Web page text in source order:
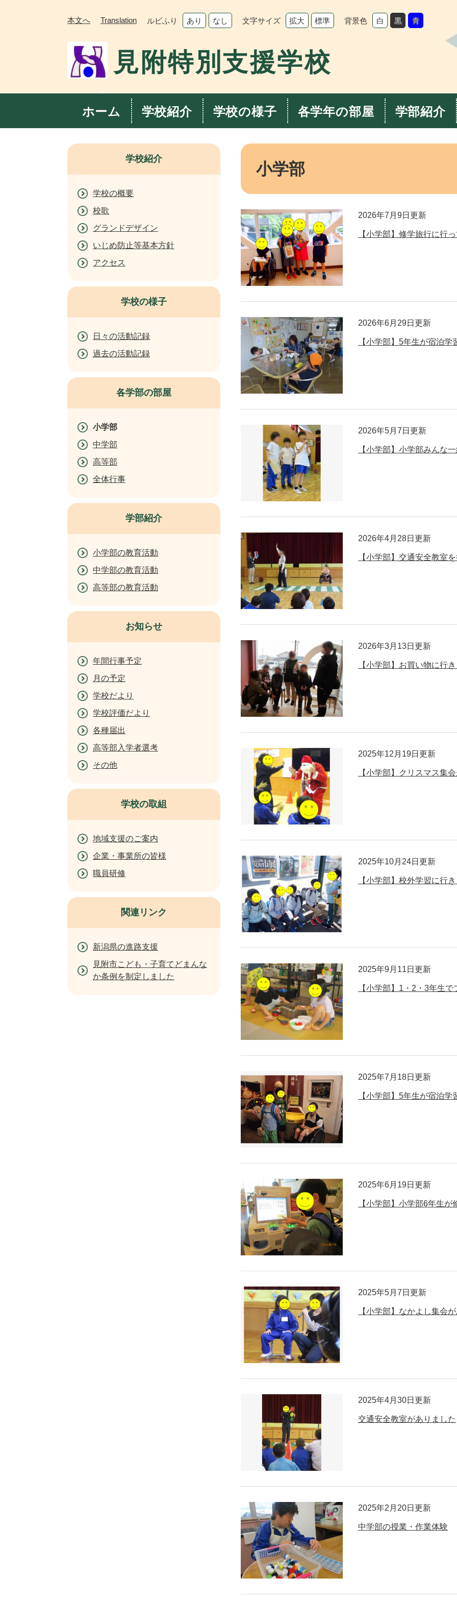
す。
し
文
本文へ Translation ルビふり あり なし 文字サイズ 拡大 標準 背景色 白 黒 青
見附特別支援学校
ホーム 学校紹介 学校の様子 各学年の部屋 学部紹介
本
小学部
2026年7月9日更新
【小学部】修学旅行に行
2026年6月29日更新
【小学部】5年生が宿泊学
2026年5月7日更新
【小学部】小学部みんな
2026年4月28日更新
【小学部】交通安全教室
2026年3月13日更新
【小学部】お買い物に行
2025年12月19日更新
【小学部】クリスマス集
2025年10月24日更新
【小学部】校外学習に行
2025年9月11日更新
【小学部】1・2・3年生
2025年7月18日更新
【小学部】5年生が宿泊学
2025年6月19日更新
【小学部】小学部6年生
2025年5月7日更新
【小学部】なかよし集会
2025年4月30日更新
交通安全教室がありました
2025年2月20日更新
中学部の授業・作業体験
学校紹介
学校の概要
校歌
グランドデザイン
いじめ防止等基本方針
アクセス
学校の様子
日々の活動記録
過去の活動記録
各学部の部屋
小学部
中学部
高等部
全体行事
学部紹介
小学部の教育活動
中学部の教育活動
高等部の教育活動
お知らせ
年間行事予定
月の予定
学校だより
学校評価だより
各種届出
高等部入学者選考
その他
学校の取組
地域支援のご案内
企業・事業所の皆様
職員研修
関連リンク
新潟県の進路支援
見附市こども・子育てどまんな
か条例を制定しました